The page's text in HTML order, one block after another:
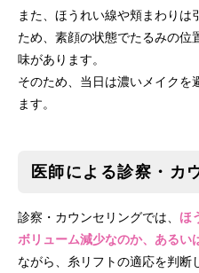
また、ほうれい線や頬まわりは
ため、素顔の状態でたるみの位
味があります。
そのため、当日は濃いメイクを
ます。
医師による診察・カ
診察・カウンセリングでは、 ほ
ボリューム減少なのか、あるい
ながら、糸リフトの適応を判断